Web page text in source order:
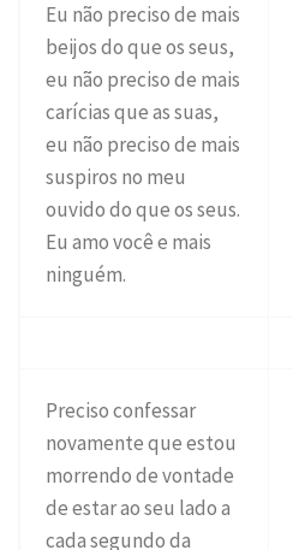
Eu não preciso de mais
beijos do que os seus,
eu não preciso de mais
carícias que as suas,
eu não preciso de mais
suspiros no meu
ouvido do que os seus.
Eu amo você e mais
ninguém.
Preciso confessar
novamente que estou
morrendo de vontade
de estar ao seu lado a
cada segundo da